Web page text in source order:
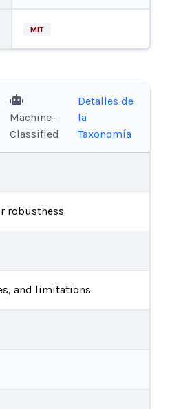
MIT
Machine-
Classified
Detalles de
la
Taxonomía
robustness
and limitations